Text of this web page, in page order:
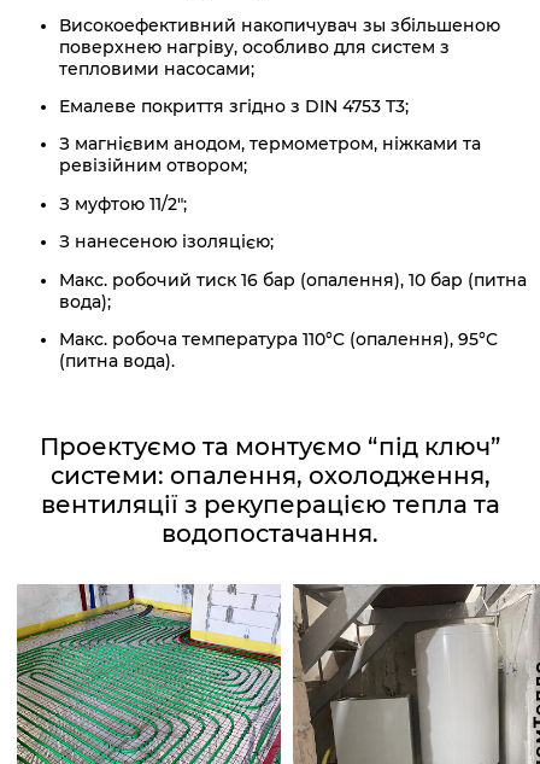
Високоефективний накопичувач зы збільшеною
поверхнею нагріву, особливо для систем з
тепловими насосами;
Емалеве покриття згідно з DIN 4753 T3;
З магнієвим анодом, термометром, ніжками та
ревізійним отвором;
З муфтою 11/2";
З нанесеною ізоляцією;
Макс. робочий тиск 16 бар (опалення), 10 бар (питна
вода);
Макс. робоча температура 110°C (опалення), 95°C
(питна вода).
Проектуємо та монтуємо “під ключ”
системи: опалення, охолодження,
вентиляції з рекуперацією тепла та
водопостачання.